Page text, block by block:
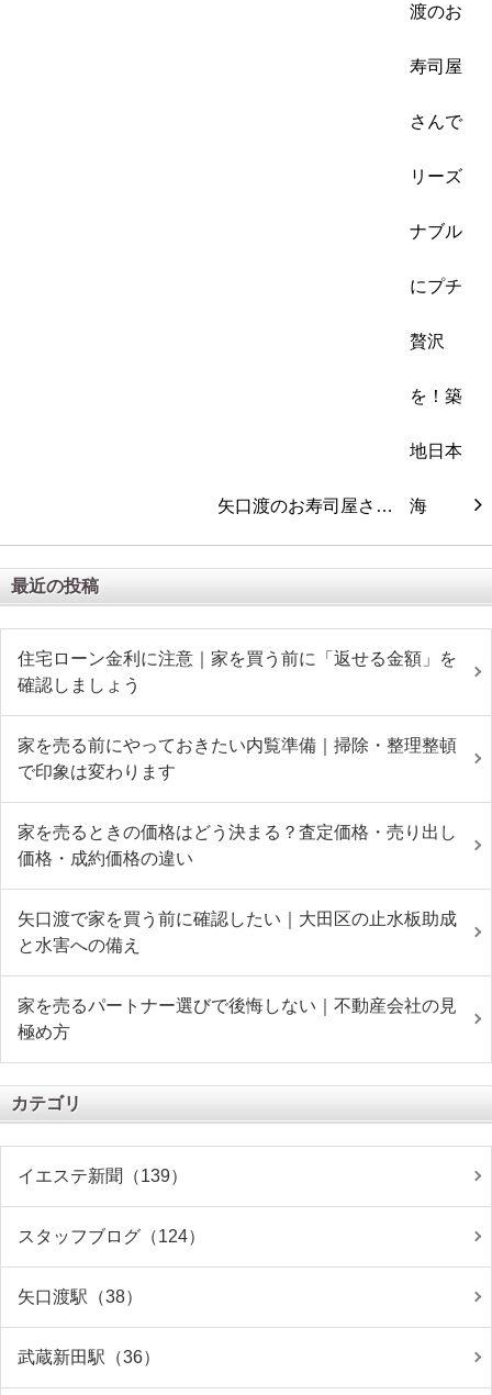
矢口渡のお寿司屋さ…
最近の投稿
住宅ローン金利に注意｜家を買う前に「返せる金額」を
確認しましょう
家を売る前にやっておきたい内覧準備｜掃除・整理整頓
で印象は変わります
家を売るときの価格はどう決まる？査定価格・売り出し
価格・成約価格の違い
矢口渡で家を買う前に確認したい｜大田区の止水板助成
と水害への備え
家を売るパートナー選びで後悔しない｜不動産会社の見
極め方
カテゴリ
イエステ新聞（139）
スタッフブログ（124）
矢口渡駅（38）
武蔵新田駅（36）